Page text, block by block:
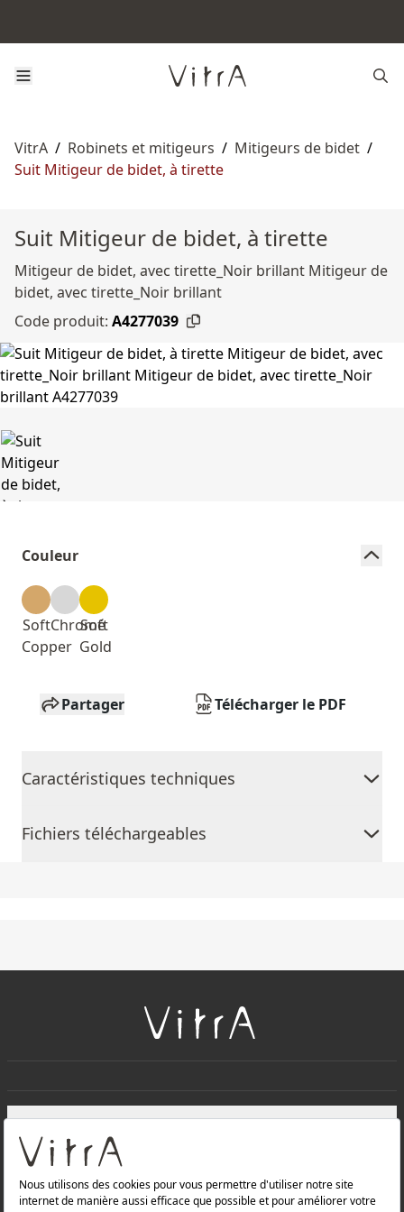
VitrA / Robinets et mitigeurs / Mitigeurs de bidet /
Suit Mitigeur de bidet, à tirette
Suit Mitigeur de bidet, à tirette
Mitigeur de bidet, avec tirette_Noir brillant Mitigeur de
bidet, avec tirette_Noir brillant
Code produit: A4277039
Couleur
Soft
Copper
Chromé
Soft
Gold
Partager Télécharger le PDF
Caractéristiques techniques
Fichiers téléchargeables
Produits